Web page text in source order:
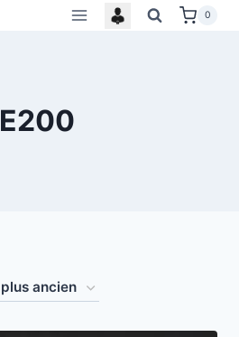
0
E200